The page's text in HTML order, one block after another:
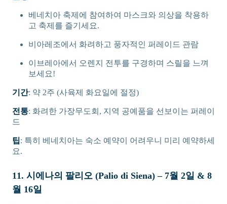
베네치아 축제에 참여하여 마스크와 의상을 착용하
고 축제를 즐기세요.
비아레조에서 화려하고 풍자적인 퍼레이드 관람
이브레아에서 오렌지 전투를 구경하며 스릴을 느껴
보세요!
기간: 약 2주 (사육제 화요일에 절정)
전통: 화려한 가장무도회, 지역 공예품을 선보이는 퍼레이
드
팁: 특히 베네치아는 숙소 예약이 어려우니 미리 예약하세
요.
11. 시에나의 팔리오 (Palio di Siena) – 7월 2일 & 8
월 16일